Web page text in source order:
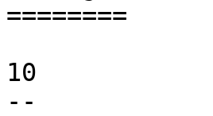
========
10
--